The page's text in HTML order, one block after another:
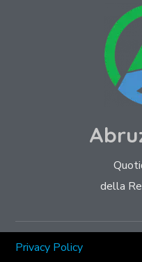
della
Privacy Policy